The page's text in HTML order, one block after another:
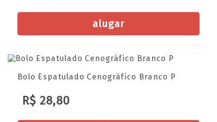
alugar
Bolo Espatulado Cenográfico Branco P
R$ 28,80